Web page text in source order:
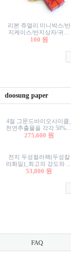
리본 쥬얼리 미니박스/반
지케이스/반지상자/귀걸
이상자/귀걸이박스/악세
100 원
doosung paper
4절 그문드바이오사이클_
천연추출물을 각각 50%이
상 함유한 친환경그래픽
275,600 원
전지 두성컬러팩(두성칼
라화일)_최고의 강도와 평
활성을 지닌 다양한 컬러
53,800 원
FAQ